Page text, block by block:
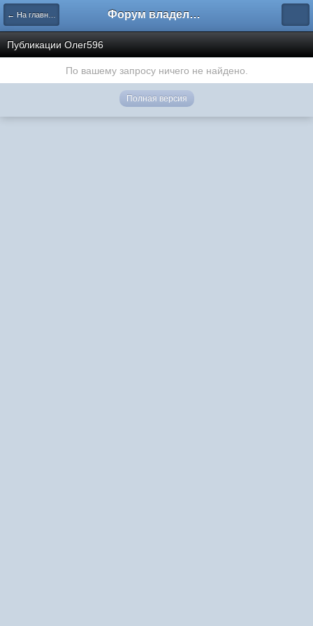
← На главную Форум владельцев интернет-магазинов
Публикации Олег596
По вашему запросу ничего не найдено.
Полная версия